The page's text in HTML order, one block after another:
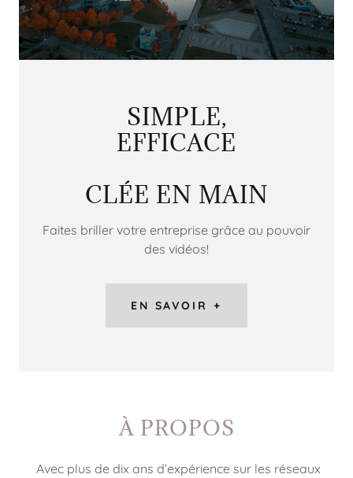
SIMPLE,
EFFICACE
CLÉE EN MAIN
Faites briller votre entreprise grâce au pouvoir
des vidéos!
EN SAVOIR +
À PROPOS
Avec plus de dix ans d’expérience sur les réseaux